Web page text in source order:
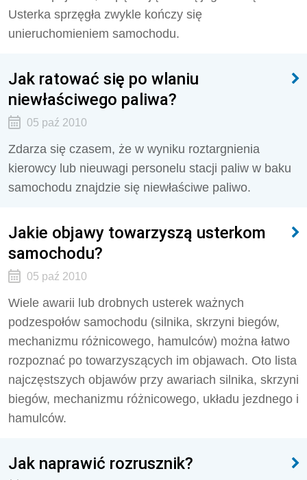
Usterka sprzęgła zwykle kończy się
unieruchomieniem samochodu.
Jak ratować się po wlaniu
niewłaściwego paliwa?
05 paź 2010
Zdarza się czasem, że w wyniku roztargnienia
kierowcy lub nieuwagi personelu stacji paliw w baku
samochodu znajdzie się niewłaściwe paliwo.
Jakie objawy towarzyszą usterkom
samochodu?
05 paź 2010
Wiele awarii lub drobnych usterek ważnych
podzespołów samochodu (silnika, skrzyni biegów,
mechanizmu różnicowego, hamulców) można łatwo
rozpoznać po towarzyszących im objawach. Oto lista
najczęstszych objawów przy awariach silnika, skrzyni
biegów, mechanizmu różnicowego, układu jezdnego i
hamulców.
Jak naprawić rozrusznik?